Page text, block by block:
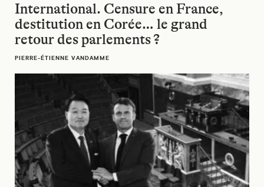
International. Censure en France,
destitution en Corée… le grand
retour des parlements ?
PIERRE-ÉTIENNE VANDAMME